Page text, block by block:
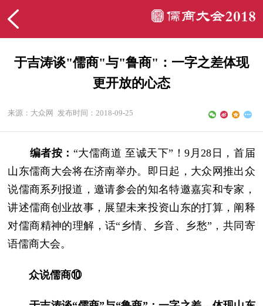
于吉涛谈"儒商"与"鲁商"：一字之差体现
更开放的心态
来源：大众网 发布时间：2018-09-25
编者按： “大儒商道 至诚天下”！9月28日，首届
山东儒商大会将在济南举办。即日起，大众网推出众
说儒商系列报道，邀请参会的知名特邀嘉宾和专家，
讲述儒商创业故事，展望未来投资山东的打算，阐释
对儒商精神的理解，话“乡情、乡音、乡愁”，共同寄
语儒商大会。
众说儒商⑩